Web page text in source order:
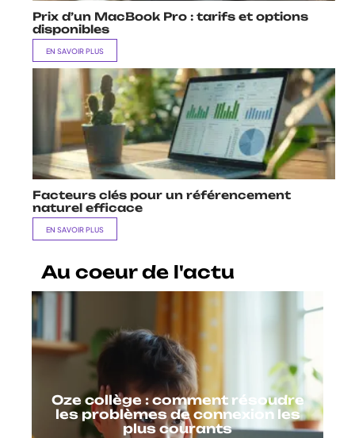
Prix d’un MacBook Pro : tarifs et options
disponibles
EN SAVOIR PLUS
Facteurs clés pour un référencement
naturel efficace
EN SAVOIR PLUS
Au coeur de l'actu
Oze collège : comment résoudre
les problèmes de connexion les
plus courants